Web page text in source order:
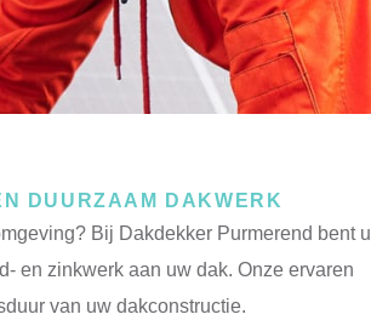
DUURZAAM DAKWERK
Bij Dakdekker Purmerend bent u
en zinkwerk aan uw dak. Onze ervaren
van uw dakconstructie.